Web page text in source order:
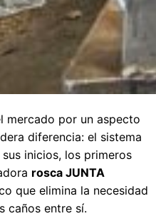
mercado por un aspecto
diferencia: el sistema
sus inicios, los primeros
rosca JUNTA
que elimina la necesidad
caños entre sí.